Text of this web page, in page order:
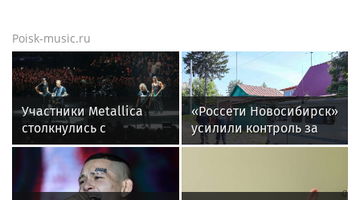
Poisk-music.ru
Участники Metallica
столкнулись с
неизлечимым
нарушением слуха
«Россети Новосибирск»
усилили контроль за
незаконными
раза